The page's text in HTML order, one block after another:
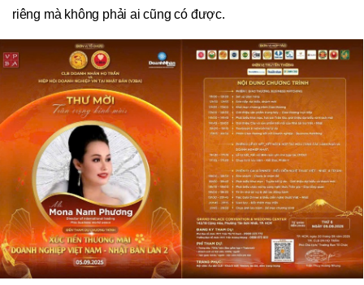
riêng mà không phải ai cũng có được.